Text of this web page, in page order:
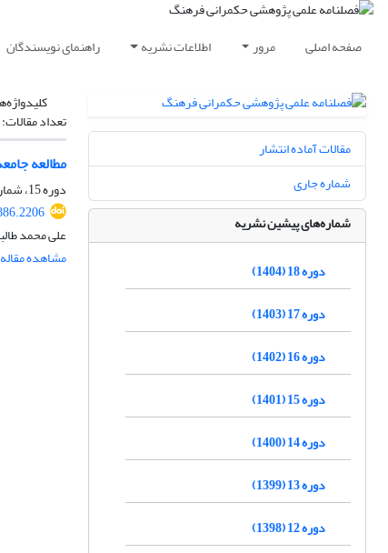
صفحه اصلی مرور اطلاعات نشریه راهنمای نویسندگان
تعداد مقالات:
مطالعه
دوره 15، شماره 60، زمستان 1401، صفحه
علی محمد
مشاهده مقاله
مقالات آماده انتشار
شماره جاری
شماره‌های پیشین نشریه
دوره 18 (1404)
دوره 17 (1403)
دوره 16 (1402)
دوره 15 (1401)
دوره 14 (1400)
دوره 13 (1399)
دوره 12 (1398)